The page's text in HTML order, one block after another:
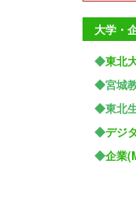
大学・
◆東北
◆宮城
◆東北
◆デジ
◆企業